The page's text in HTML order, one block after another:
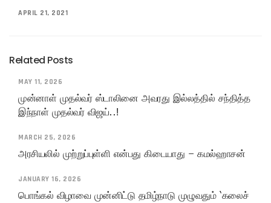
APRIL 21, 2021
Related Posts
MAY 11, 2026
முன்னாள் முதல்வர் ஸ்டாலினை அவரது இல்லத்தில் சந்தித்த
இந்நாள் முதல்வர் விஜய்..!
MARCH 25, 2026
அரசியலில் முற்றுப்புள்ளி என்பது கிடையாது – கமல்ஹாசன்
JANUARY 16, 2026
பொங்கல் விழாவை முன்னிட்டு தமிழ்நாடு முழுவதும் ‘கலைச்